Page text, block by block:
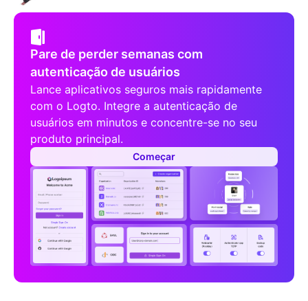
Pare de perder semanas com
autenticação de usuários
Lance aplicativos seguros mais rapidamente
com o Logto. Integre a autenticação de
usuários em minutos e concentre-se no seu
produto principal.
Começar